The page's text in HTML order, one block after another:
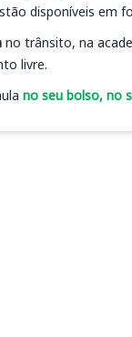
disponíveis em
no trânsito, na
livre.
no seu bolso, no